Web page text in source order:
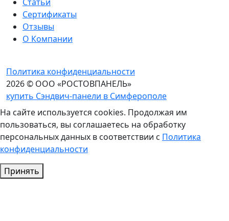
Статьи
Сертификаты
Отзывы
О Компании
2026 © ООО «РОСТОВПАНЕЛЬ»
купить Сэндвич-панели в Симферополе
Политика конфиденциальности
На сайте используется cookies. Продолжая им
пользоваться, вы соглашаетесь на обработку
персональных данных в соответствии с Политика
конфиденциальности
Принять